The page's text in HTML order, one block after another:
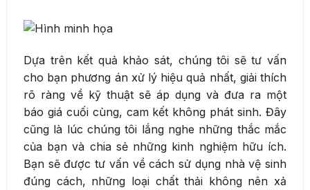
Dựa trên kết quả khảo sát, chúng tôi sẽ tư vấn
cho bạn phương án xử lý hiệu quả nhất, giải thích
rõ ràng về kỹ thuật sẽ áp dụng và đưa ra một
báo giá cuối cùng, cam kết không phát sinh. Đây
cũng là lúc chúng tôi lắng nghe những thắc mắc
của bạn và chia sẻ những kinh nghiệm hữu ích.
Bạn sẽ được tư vấn về cách sử dụng nhà vệ sinh
đúng cách, những loại chất thải không nên xả